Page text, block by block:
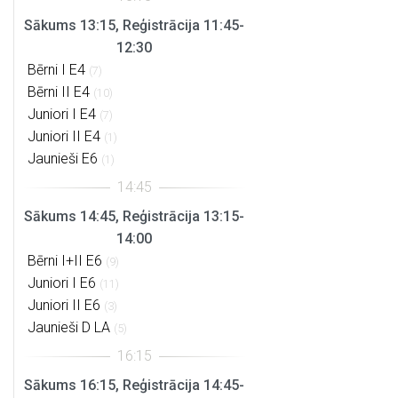
Sākums 13:15, Reģistrācija 11:45-
12:30
Bērni I E4 (7)
Bērni II E4 (10)
Juniori I E4 (7)
Juniori II E4 (1)
Jaunieši E6 (1)
Sākums 14:45, Reģistrācija 13:15-
14:00
Bērni I+II E6 (9)
Juniori I E6 (11)
Juniori II E6 (3)
Jaunieši D LA (5)
Sākums 16:15, Reģistrācija 14:45-